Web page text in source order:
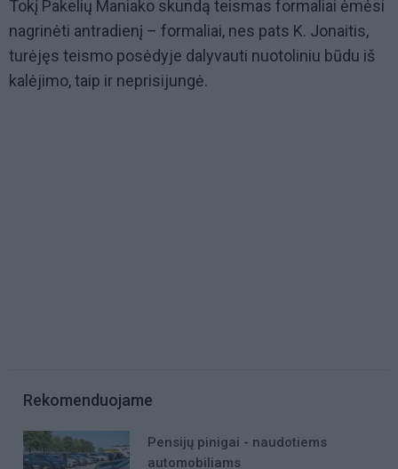
Tokį Pakelių Maniako skundą teismas formaliai ėmėsi
nagrinėti antradienį – formaliai, nes pats K. Jonaitis,
turėjęs teismo posėdyje dalyvauti nuotoliniu būdu iš
kalėjimo, taip ir neprisijungė.
Rekomenduojame
Pensijų pinigai - naudotiems
automobiliams